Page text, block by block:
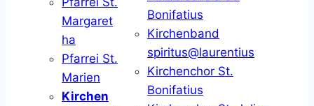
Margaret
ha
Pfarrei St.
Marien
Kirchen
Bonifatius
Kirchenband
spiritus@laurentius
Kirchenchor St.
Bonifatius